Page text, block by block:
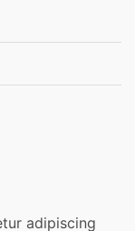
adipiscing